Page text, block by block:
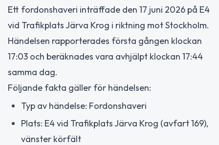
Ett fordonshaveri inträffade den 17 juni 2026 på E4
vid Trafikplats Järva Krog i riktning mot Stockholm.
Händelsen rapporterades första gången klockan
17:03 och beräknades vara avhjälpt klockan 17:44
samma dag.
Följande fakta gäller för händelsen:
Typ av händelse: Fordonshaveri
Plats: E4 vid Trafikplats Järva Krog (avfart 169),
vänster körfält